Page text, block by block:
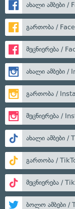
ახალი ამბები /
გართობა /
მეცნიერება /
ახალი ამბები /
გართობა /
მეცნიერება /
ახალი ამბები /
გართობა /
მეცნიერება /
ბოლო ამბები /